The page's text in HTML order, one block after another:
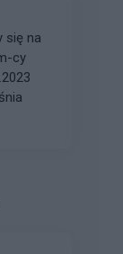
się na
cy